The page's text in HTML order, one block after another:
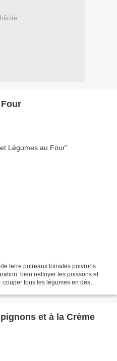
terre poireaux tomates poivrons
bien nettoyer les poissons et
couper tous les légumes en dés
et à la Crème